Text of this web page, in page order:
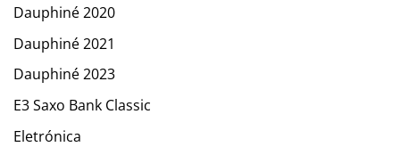
Dauphiné 2020
Dauphiné 2021
Dauphiné 2023
E3 Saxo Bank Classic
Eletrónica